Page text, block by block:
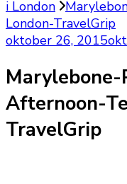
i London
London-TravelGrip
oktober 26, 2015
Afternoon-
TravelGrip